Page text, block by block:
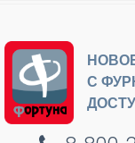
С